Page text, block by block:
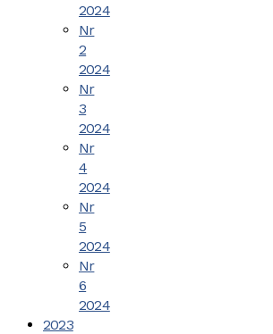
2024
Nr
2
2024
Nr
3
2024
Nr
4
2024
Nr
5
2024
Nr
6
2024
2023